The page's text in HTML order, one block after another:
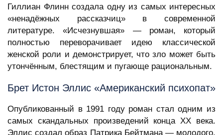
Гиллиан Флинн создала одну из самых интересных
«ненадёжных рассказчиц» в современной
литературе. «Исчезнувшая» — роман, который
полностью переворачивает идею классической
женской роли и демонстрирует, что зло может быть
утончённым, блестящим и пугающе рациональным.
Брет Истон Эллис «Американский психопат»
Опубликованный в 1991 году роман стал одним из
самых скандальных произведений конца XX века.
Эллис создал образ Патрика Бейтмана — молодого,